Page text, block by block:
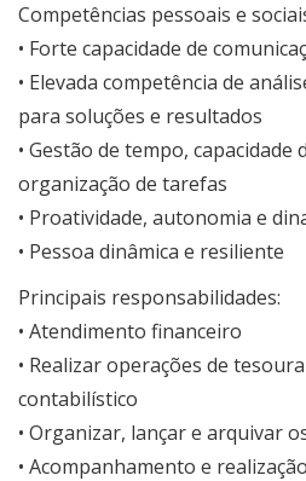
Competências pessoais e
• Forte capacidade de
• Elevada competência de
para soluções e resultados
• Gestão de tempo, capacidade
organização de tarefas
• Proatividade, autonomia e
• Pessoa dinâmica e resiliente
Principais responsabilidades:
• Atendimento financeiro
• Realizar operações de
contabilístico
• Organizar, lançar e arquivar
• Acompanhamento e